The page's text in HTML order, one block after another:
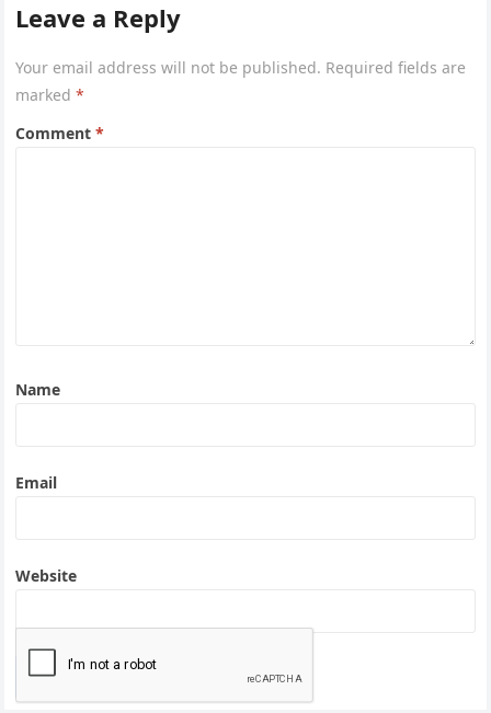
Leave a Reply
Your email address will not be published. Required fields are
marked*
Comment*
Name
Email
Website